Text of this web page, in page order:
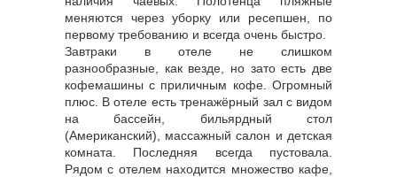
меняются через уборку или ресепшен, по
первому требованию и всегда очень быстро.
Завтраки в отеле не слишком
разнообразные, как везде, но зато есть две
кофемашины с приличным кофе. Огромный
плюс. В отеле есть тренажёрный зал с видом
на бассейн, бильярдный стол
(Американский), массажный салон и детская
комната. Последняя всегда пустовала.
Рядом с отелем находится множество кафе,